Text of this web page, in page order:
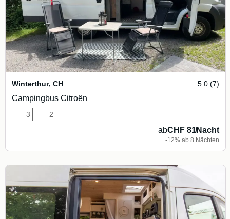
Winterthur, CH 5.0 (7)
Campingbus Citroën
3 2
abCHF 81/Nacht
-12% ab 8 Nächten